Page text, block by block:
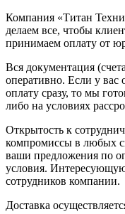
Компания «Титан
делаем все, чтобы
принимаем оплату от
Вся документация
оперативно. Если у вас
оплату сразу, то мы
либо на условиях
Открытость к
компромиссы в любых
ваши предложения по
условия.
сотрудников компании.
Доставка